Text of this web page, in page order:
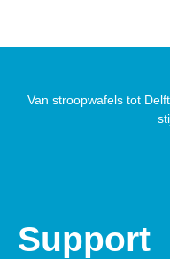
Van stroopwafels tot
Support